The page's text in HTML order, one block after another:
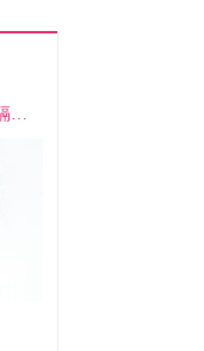
气垫和隔离可以叠加使用吗 气垫和隔离能不能一起用